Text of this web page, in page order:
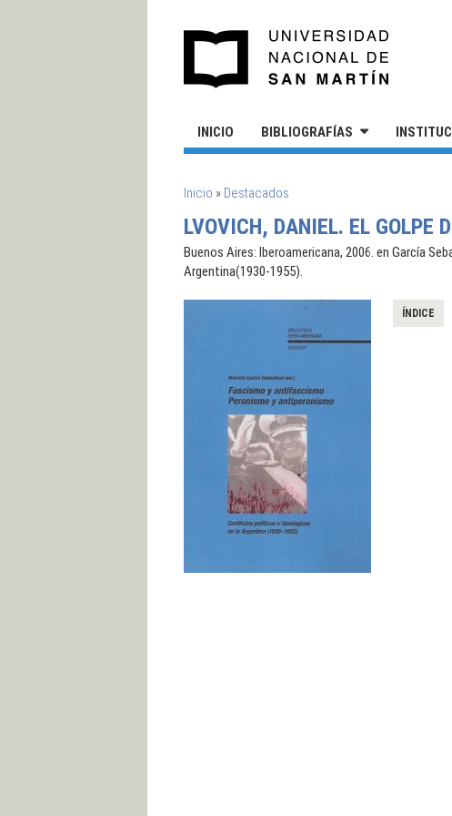
INICIO BIBLIOGRAFÍAS
SE ENCUENTRA USTED AQUÍ
Inicio » Destacados
LVOVICH, DANIEL. EL GOLPE
Buenos Aires: Iberoamericana, 2006. en García
Argentina(1930-1955).
ÍNDICE